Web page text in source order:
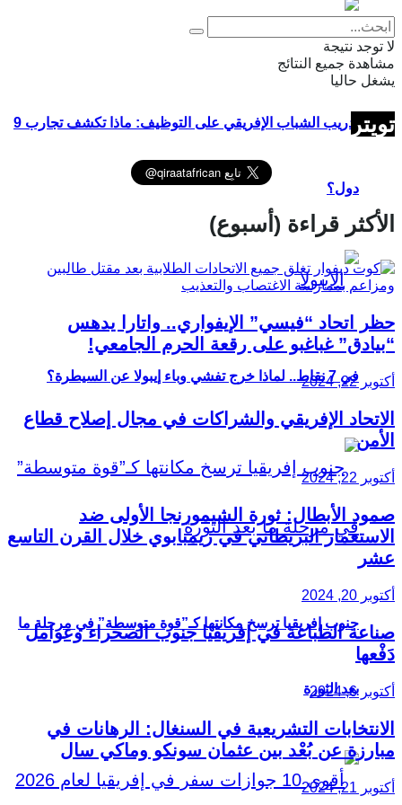
تدريب الشباب الإفريقي على التوظيف: ماذا تكشف تجارب 9
دول؟
في 7 نقاط.. لماذا خرج تفشي وباء إيبولا عن السيطرة؟
جنوب إفريقيا ترسخ مكانتها كـ”قوة متوسطة” في مرحلة ما
بعد الثورة
لا توجد نتيجة
مشاهدة جميع النتائج
يشغل حاليا
تويتر
الأكثر قراءة (أسبوع)
حظر اتحاد “فيسي” الإيفواري.. واتارا يدهس
“بيادق” غباغبو على رقعة الحرم الجامعي!
أكتوبر 22, 2024
الاتحاد الإفريقي والشراكات في مجال إصلاح قطاع
الأمن
أكتوبر 22, 2024
صمود الأبطال: ثورة الشيمورنجا الأولى ضد
الاستعمار البريطاني في زيمبابوي خلال القرن التاسع
عشر
أكتوبر 20, 2024
صناعة الطباعة في إفريقيا جنوب الصحراء وعوامل
دَفْعها
أكتوبر 6, 2024
الانتخابات التشريعية في السنغال: الرهانات في
مبارزة عن بُعْد بين عثمان سونكو وماكي سال
أكتوبر 21, 2024